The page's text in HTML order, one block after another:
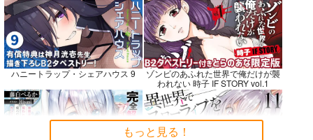
Fresh＆Smooth
ロイヤルマウンテン
770円（税込）
オリジナル
嫌な顔されながらおパ
ンツ見せてもらいたい
本14
アニマルマシーン
787円（税込）
オリジナル
FETISH ACADEMY
ロイヤルマウンテン
770円（税込）
オリジナル
青山 澄香
ハニートラップ・シェアハウス 9
ゾンビのあふれた世界で俺だけが襲
われない 時子 IF STORY vol.1
もっと見る！